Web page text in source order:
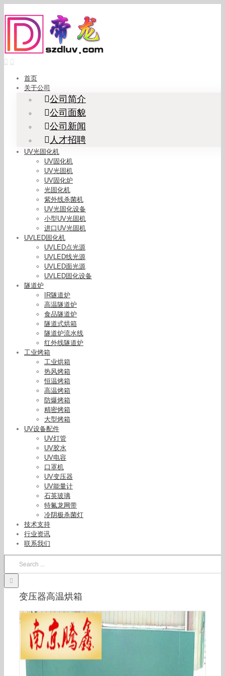
to
content
首页
关于公司
公司简介
公司面貌
公司新闻
人才招聘
UV光固化机
UV固化机
UV光固机
UV固化炉
光固化机
紫外线杀菌机
UV光固化设备
小型UV光固机
进口UV光固机
UVLED固化机
UVLED点光源
UVLED线光源
UVLED面光源
UVLED固化设备
隧道炉
IR隧道炉
高温隧道炉
食品隧道炉
隧道式烘箱
隧道炉流水线
红外线隧道炉
工业烤箱
工业烘箱
热风烤箱
恒温烤箱
高温烤箱
防爆烤箱
精密烤箱
大型烤箱
UV设备配件
UV灯管
UV胶水
UV电容
口罩机
UV变压器
UV能量计
石英玻璃
特氟龙网带
冷阴极杀菌灯
技术支持
行业资讯
联系我们
变压器高温烘箱
高温烘箱_工厂变压器烘箱ybb系列变压器高温